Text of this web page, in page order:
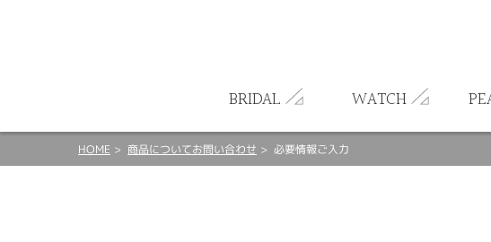
BRIDAL WATCH
HOME 商品についてお問い合わせ 必要情報ご入力